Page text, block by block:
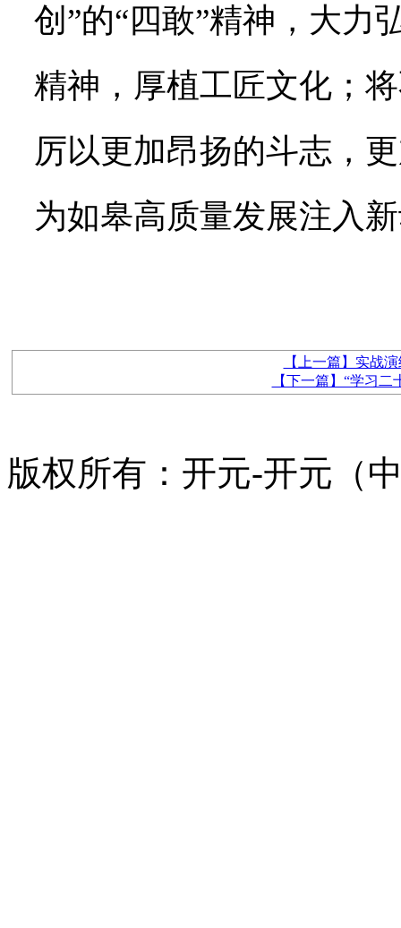
创”的“四敢”精神，大力
精神，厚植工匠文化；
厉以更加昂扬的斗志，
为如皋高质量发展注入
【上一篇】实战
【下一篇】“学习
版权所有：开元-开元（